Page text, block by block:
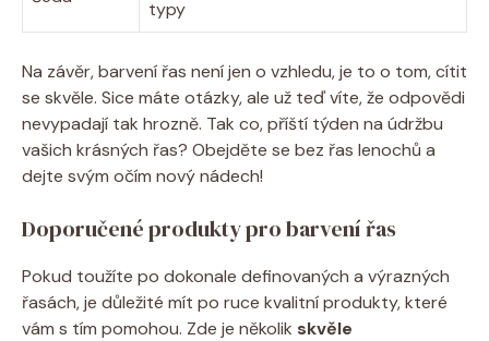
typy
Na závěr, barvení řas není jen o vzhledu, je to o tom, cítit
se skvěle. Sice máte otázky, ale už teď víte, že odpovědi
nevypadají tak hrozně. Tak co, příští týden na údržbu
vašich krásných řas? Obejděte se bez řas lenochů a
dejte svým očím nový nádech!
Doporučené produkty pro barvení řas
Pokud toužíte po dokonale definovaných a výrazných
řasách, je důležité mít po ruce kvalitní produkty, které
vám s tím pomohou. Zde je několik skvěle